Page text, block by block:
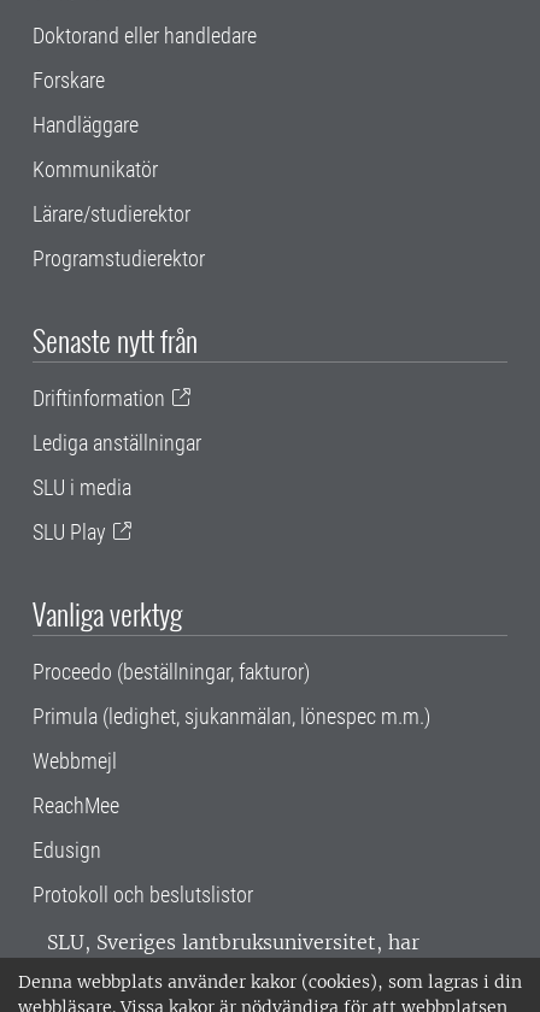
Denna webbplats använder kakor (cookies), som lagras i din
webbläsare. Vissa kakor är nödvändiga för att webbplatsen
Doktorand eller handledare
Forskare
Handläggare
Kommunikatör
Lärare/studierektor
Programstudierektor
Senaste nytt från
Driftinformation
Lediga anställningar
SLU i media
SLU Play
Vanliga verktyg
Proceedo (beställningar, fakturor)
Primula (ledighet, sjukanmälan, lönespec m.m.)
Webbmejl
ReachMee
Edusign
Protokoll och beslutslistor
SLU, Sveriges lantbruksuniversitet, har
verksamhet över hela Sverige. Huvudorter är
Alnarp, Uppsala och Umeå.SLU är